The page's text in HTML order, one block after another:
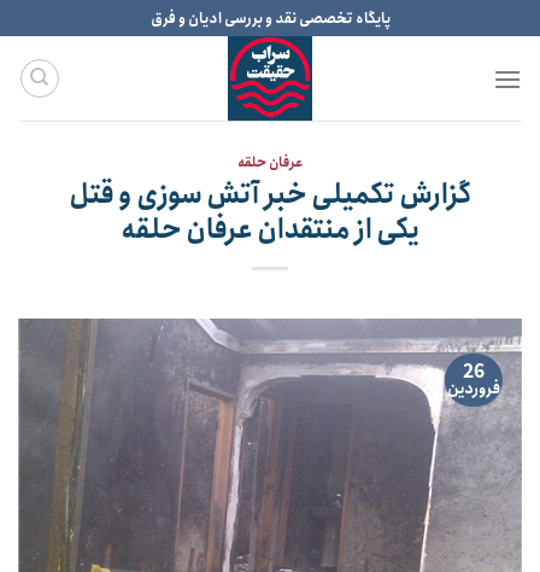
to
content
پایگاه تخصصی نقد و بررسی ادیان و فرق
عرفان حلقه
گزارش تکمیلی خبر آتش سوزی و قتل
یکی از منتقدان عرفان حلقه
26
فروردین